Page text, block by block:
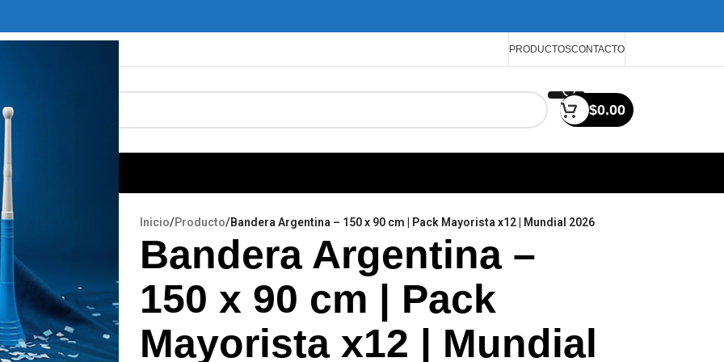
PRODUCTOSCONTACTO
$0.00
MINERÍA
Inicio/Producto/Bandera Argentina – 150 x 90 cm | Pack Mayorista x12 | Mundial 2026
Bandera Argentina –
150 x 90 cm | Pack
Mayorista x12 | Mundial